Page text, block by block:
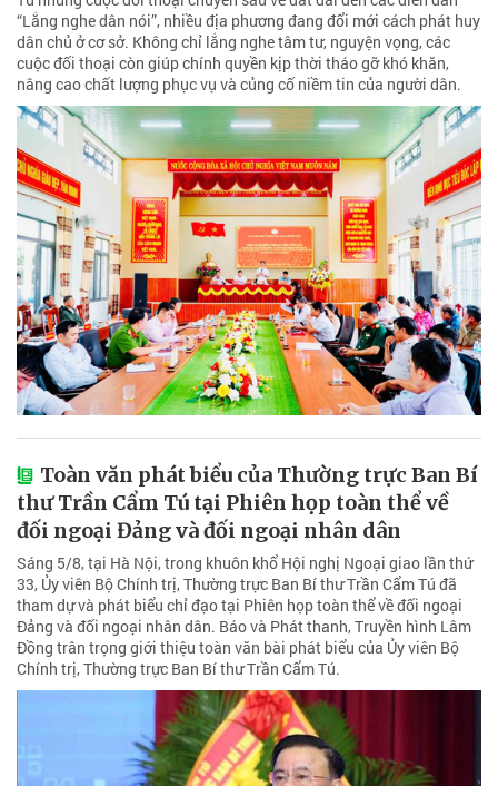
“Lắng nghe dân nói”, nhiều địa phương đang đổi mới cách phát huy
dân chủ ở cơ sở. Không chỉ lắng nghe tâm tư, nguyện vọng, các
cuộc đối thoại còn giúp chính quyền kịp thời tháo gỡ khó khăn,
nâng cao chất lượng phục vụ và củng cố niềm tin của người dân.
Toàn văn phát biểu của Thường trực Ban Bí
thư Trần Cẩm Tú tại Phiên họp toàn thể về
đối ngoại Đảng và đối ngoại nhân dân
Sáng 5/8, tại Hà Nội, trong khuôn khổ Hội nghị Ngoại giao lần thứ
33, Ủy viên Bộ Chính trị, Thường trực Ban Bí thư Trần Cẩm Tú đã
tham dự và phát biểu chỉ đạo tại Phiên họp toàn thể về đối ngoại
Đảng và đối ngoại nhân dân. Báo và Phát thanh, Truyền hình Lâm
Đồng trân trọng giới thiệu toàn văn bài phát biểu của Ủy viên Bộ
Chính trị, Thường trực Ban Bí thư Trần Cẩm Tú.